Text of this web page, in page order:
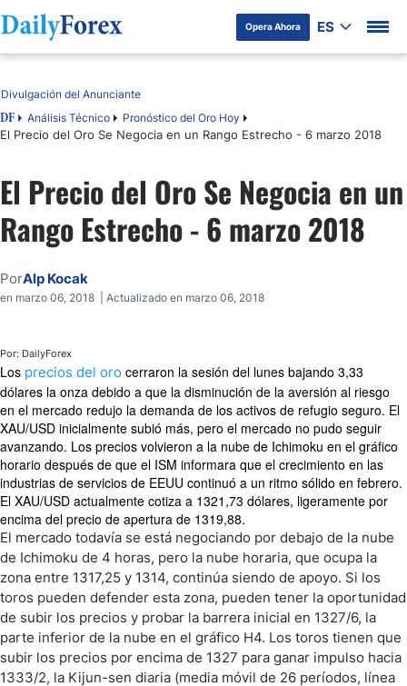
Opera Ahora ES
Tabla de contenidos
DF Análisis Técnico Pronóstico del Oro Hoy
El Precio del Oro Se Negocia en un Rango Estrecho - 6 marzo 2018
Divulgación del Anunciante
El Precio del Oro Se Negocia en un
Rango Estrecho - 6 marzo 2018
PorAlp Kocak
en marzo 06, 2018 | Actualizado en marzo 06, 2018
Por: DailyForex
Los precios del oro cerraron la sesión del lunes bajando 3,33
dólares la onza debido a que la disminución de la aversión al riesgo
en el mercado redujo la demanda de los activos de refugio seguro. El
XAU/USD inicialmente subió más, pero el mercado no pudo seguir
avanzando. Los precios volvieron a la nube de Ichimoku en el gráfico
horario después de que el ISM informara que el crecimiento en las
industrias de servicios de EEUU continuó a un ritmo sólido en febrero.
El XAU/USD actualmente cotiza a 1321,73 dólares, ligeramente por
encima del precio de apertura de 1319,88.
El mercado todavía se está negociando por debajo de la nube
de Ichimoku de 4 horas, pero la nube horaria, que ocupa la
zona entre 1317,25 y 1314, continúa siendo de apoyo. Si los
toros pueden defender esta zona, pueden tener la oportunidad
de subir los precios y probar la barrera inicial en 1327/6, la
parte inferior de la nube en el gráfico H4. Los toros tienen que
subir los precios por encima de 1327 para ganar impulso hacia
1333/2, la Kijun-sen diaria (media móvil de 26 períodos, línea